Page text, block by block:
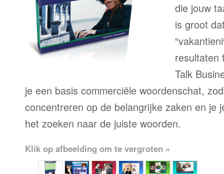
die jouw
is groot
resultaten
Talk
je een basis commerciële woordenschat,
concentreren op de belangrijke zaken en je
het zoeken naar de juiste woorden.
Klik op afbeelding om te vergroten »